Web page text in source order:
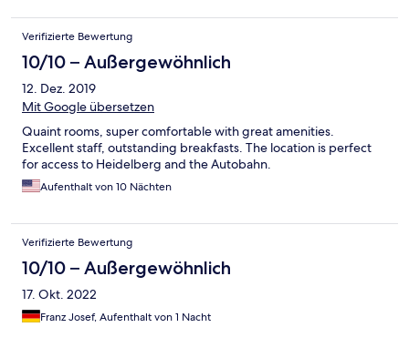
Verifizierte Bewertung
10/10 – Außergewöhnlich
12. Dez. 2019
Mit Google übersetzen
Quaint rooms, super comfortable with great amenities.
Excellent staff, outstanding breakfasts. The location is perfect
for access to Heidelberg and the Autobahn.
Aufenthalt von 10 Nächten
Verifizierte Bewertung
10/10 – Außergewöhnlich
17. Okt. 2022
Franz Josef, Aufenthalt von 1 Nacht